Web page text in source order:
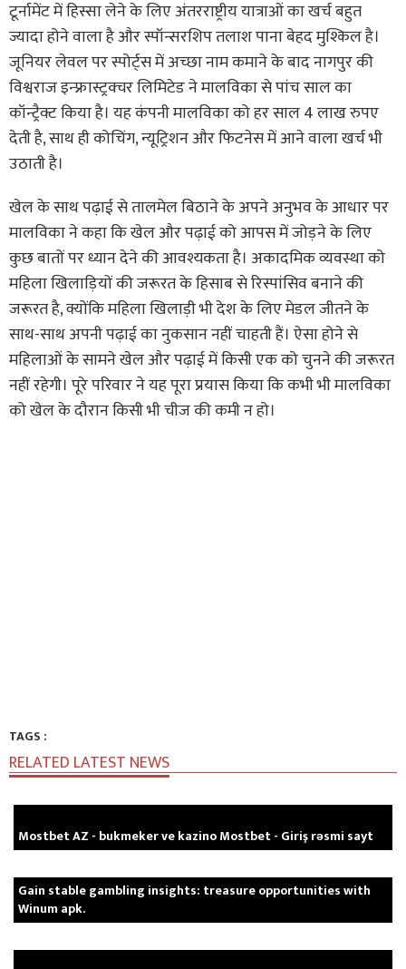
टूर्नामेंट में हिस्सा लेने के लिए अंतरराष्ट्रीय यात्राओं का खर्च बहुत
ज्यादा होने वाला है और स्पॉन्सरशिप तलाश पाना बेहद मुश्किल है।
जूनियर लेवल पर स्पोर्ट्स में अच्छा नाम कमाने के बाद नागपुर की
विश्वराज इन्फ्रास्ट्रक्चर लिमिटेड ने मालविका से पांच साल का
कॉन्ट्रैक्ट किया है। यह कंपनी मालविका को हर साल 4 लाख रुपए
देती है, साथ ही कोचिंग, न्यूट्रिशन और फिटनेस में आने वाला खर्च भी
उठाती है।
खेल के साथ पढ़ाई से तालमेल बिठाने के अपने अनुभव के आधार पर
मालविका ने कहा कि खेल और पढ़ाई को आपस में जोड़ने के लिए
कुछ बातों पर ध्यान देने की आवश्यकता है। अकादमिक व्यवस्था को
महिला खिलाड़ियों की जरूरत के हिसाब से रिस्पांसिव बनाने की
जरूरत है, क्योंकि महिला खिलाड़ी भी देश के लिए मेडल जीतने के
साथ-साथ अपनी पढ़ाई का नुकसान नहीं चाहती हैं। ऐसा होने से
महिलाओं के सामने खेल और पढ़ाई में किसी एक को चुनने की जरूरत
नहीं रहेगी। पूरे परिवार ने यह पूरा प्रयास किया कि कभी भी मालविका
को खेल के दौरान किसी भी चीज की कमी न हो।
TAGS :
RELATED LATEST NEWS
Mostbet AZ - bukmeker ve kazino Mostbet - Giriş rəsmi sayt
Gain stable gambling insights: treasure opportunities with
Winum apk.